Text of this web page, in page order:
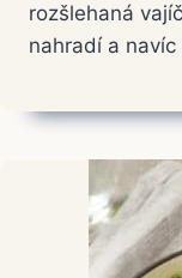
rozšlehaná
nahradí a